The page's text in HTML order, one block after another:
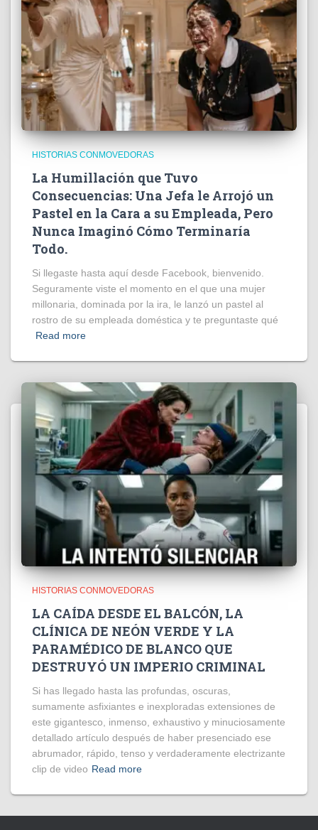
HISTORIAS CONMOVEDORAS
La Humillación que Tuvo
Consecuencias: Una Jefa le Arrojó un
Pastel en la Cara a su Empleada, Pero
Nunca Imaginó Cómo Terminaría
Todo.
Si llegaste hasta aquí desde Facebook, bienvenido.
Seguramente viste el momento en el que una mujer
millonaria, dominada por la ira, le lanzó un pastel al
rostro de su empleada doméstica y te preguntaste qué
Read more
HISTORIAS CONMOVEDORAS
LA CAÍDA DESDE EL BALCÓN, LA
CLÍNICA DE NEÓN VERDE Y LA
PARAMÉDICO DE BLANCO QUE
DESTRUYÓ UN IMPERIO CRIMINAL
Si has llegado hasta las profundas, oscuras,
sumamente asfixiantes e inexploradas extensiones de
este gigantesco, inmenso, exhaustivo y minuciosamente
detallado artículo después de haber presenciado ese
abrumador, rápido, tenso y verdaderamente electrizante
clip de video Read more